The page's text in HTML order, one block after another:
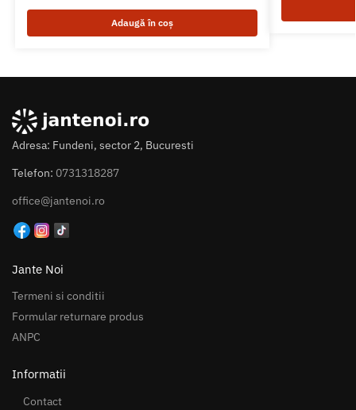
Adaugă în coș
Adresa: Fundeni, sector 2, Bucuresti
Telefon: 0731318287
office@jantenoi.ro
Jante Noi
Termeni si conditii
Formular returnare produs
ANPC
Informatii
Contact